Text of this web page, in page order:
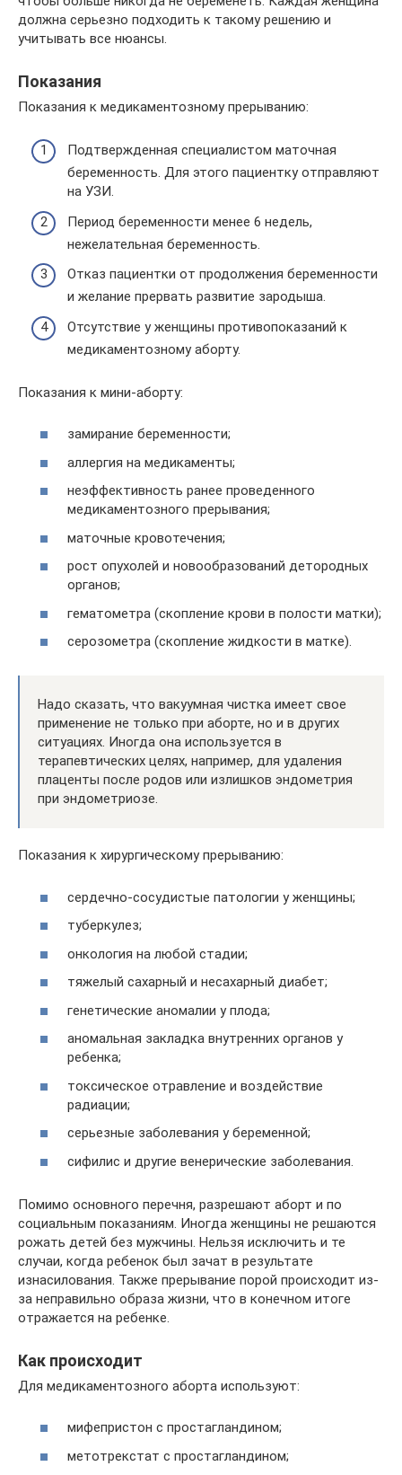
должна серьезно подходить к такому решению и
учитывать все нюансы.
Показания
Показания к медикаментозному прерыванию:
Подтвержденная специалистом маточная
беременность. Для этого пациентку отправляют
на УЗИ.
Период беременности менее 6 недель,
нежелательная беременность.
Отказ пациентки от продолжения беременности
и желание прервать развитие зародыша.
Отсутствие у женщины противопоказаний к
медикаментозному аборту.
Показания к мини-аборту:
замирание беременности;
аллергия на медикаменты;
неэффективность ранее проведенного
медикаментозного прерывания;
маточные кровотечения;
рост опухолей и новообразований детородных
органов;
гематометра (скопление крови в полости матки);
серозометра (скопление жидкости в матке).
Надо сказать, что вакуумная чистка имеет свое
применение не только при аборте, но и в других
ситуациях. Иногда она используется в
терапевтических целях, например, для удаления
плаценты после родов или излишков эндометрия
при эндометриозе.
Показания к хирургическому прерыванию:
сердечно-сосудистые патологии у женщины;
туберкулез;
онкология на любой стадии;
тяжелый сахарный и несахарный диабет;
генетические аномалии у плода;
аномальная закладка внутренних органов у
ребенка;
токсическое отравление и воздействие
радиации;
серьезные заболевания у беременной;
сифилис и другие венерические заболевания.
Помимо основного перечня, разрешают аборт и по
социальным показаниям. Иногда женщины не решаются
рожать детей без мужчины. Нельзя исключить и те
случаи, когда ребенок был зачат в результате
изнасилования. Также прерывание порой происходит из-
за неправильно образа жизни, что в конечном итоге
отражается на ребенке.
Как происходит
Для медикаментозного аборта используют:
мифепристон с простагландином;
метотрекстат с простагландином;